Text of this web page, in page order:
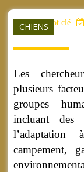
CHIENS
aucun mot clé
Les
plusieurs
groupes
incluant des
campement,